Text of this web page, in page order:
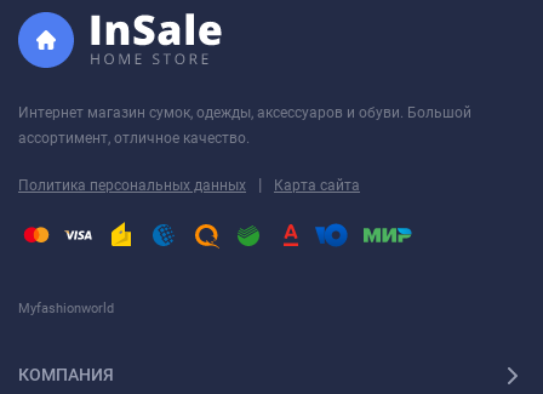
Интернет магазин сумок, одежды, аксессуаров и обуви. Большой
ассортимент, отличное качество.
Политика персональных данных | Карта сайта
Myfashionworld
КОМПАНИЯ